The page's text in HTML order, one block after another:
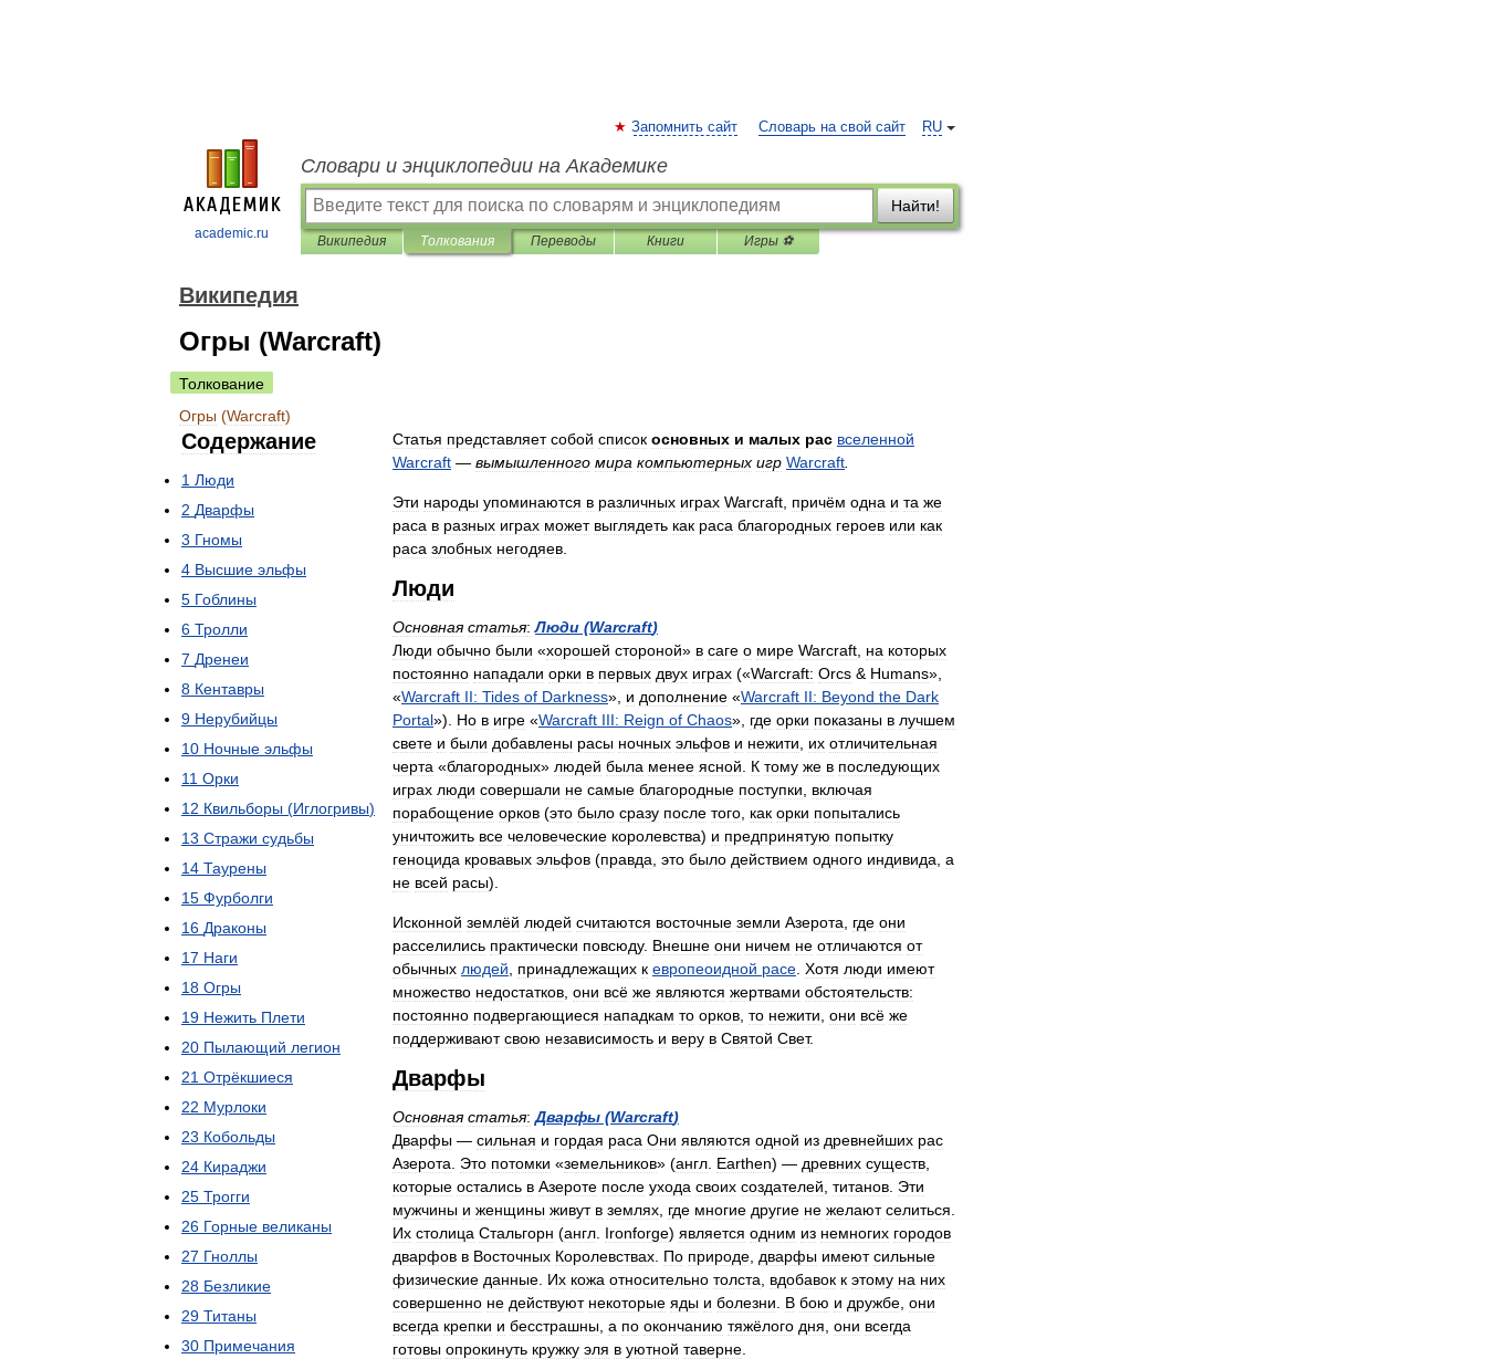
academic.ru
RU
Запомнить сайт Словарь на свой сайт
Словари и энциклопедии на Академике
Найти!
Википедия Толкования Переводы Книги Игры ⚽
Википедия
Огры (Warcraft)
Толкование
Огры (Warcraft)
Содержание
1 Люди
2 Дварфы
3 Гномы
4 Высшие эльфы
5 Гоблины
6 Тролли
7 Дренеи
8 Кентавры
9 Нерубийцы
10 Ночные эльфы
11 Орки
12 Квильборы (Иглогривы)
13 Стражи судьбы
14 Таурены
15 Фурболги
16 Драконы
17 Наги
18 Огры
19 Нежить Плети
20 Пылающий легион
21 Отрёкшиеся
22 Мурлоки
23 Кобольды
24 Кираджи
25 Трогги
26 Горные великаны
27 Гноллы
28 Безликие
29 Титаны
30 Примечания
Статья представляет собой список основных и малых рас вселенной
Warcraft — вымышленного мира компьютерных игр Warcraft
Эти народы упоминаются в различных играх Warcraft причём одна и та же
раса в разных играх может выглядеть как раса благородных героев или как
раса злобных негодяев
Люди
Основная статья: Люди (Warcraft)
Люди обычно были «хорошей стороной» в саге о мире Warcraft на которых
постоянно нападали орки в первых двух играх («Warcraft: Orcs & Humans»,
«Warcraft II: Tides of Darkness», и дополнение «Warcraft II: Beyond the Dark
Portal»). Но в игре «Warcraft III: Reign of Chaos», где орки показаны в лучшем
свете и были добавлены расы ночных эльфов и нежити их отличительная
черта «благородных» людей была менее ясной К тому же в последующих
играх люди совершали не самые благородные поступки
включая
порабощение орков (это было сразу после того как орки попытались
уничтожить все человеческие королевства) и предпринятую попытку
геноцида кровавых эльфов (правда это было действием одного индивида а
не всей расы).
Исконной землёй людей считаются восточные земли Азерота где они
расселились практически повсюду. Внешне они ничем не отличаются от
обычных людей принадлежащих к европеоидной расе Хотя люди имеют
множество недостатков они всё же являются жертвами обстоятельств:
постоянно подвергающиеся нападкам то орков то нежити они всё же
поддерживают свою независимость и веру в Святой Свет.
Дварфы
Основная статья: Дварфы (Warcraft)
Дварфы — сильная и гордая раса Они являются одной из древнейших рас
Азерота
Это потомки «земельников» (англ Earthen) — древних существ
которые остались в Азероте после ухода своих создателей титанов Эти
мужчины и женщины живут в землях где многие другие не желают селиться
Их столица Стальгорн (англ Ironforge) является одним из немногих городов
дварфов в Восточных Королевствах По природе дварфы имеют сильные
физические данные Их кожа относительно толста вдобавок к этому на них
совершенно не действуют некоторые яды и болезни В бою и дружбе они
всегда крепки и бесстрашны а по окончанию тяжёлого дня они всегда
готовы опрокинуть кружку эля в уютной таверне